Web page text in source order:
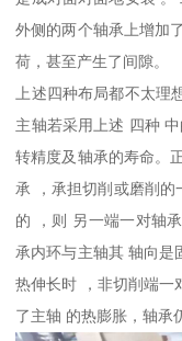
外侧的两个轴承上增加
荷，甚至产生了间隙。
上述四种布局都不太
主轴若采用上述 四种
转精度及轴承的寿命。
承 ，承担切削或磨削
的 ，则 另一端一对轴
承内环与主轴其 轴向是
热伸长时 ，非切削端一
了主轴 的热膨胀，轴承